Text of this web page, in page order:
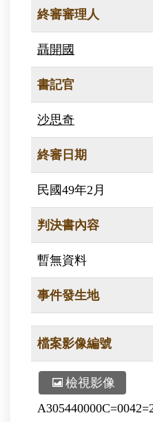
終審審理人
聶開國
書記官
沙思奇
終審日期
民國49年2月
判決書內容
暫無資料
事件發生地
檔案影像編號
檢視影像